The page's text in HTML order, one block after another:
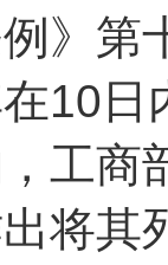
》第
10
工商
将其